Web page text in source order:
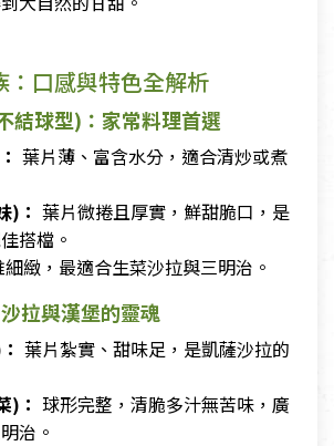
：口感與特色全解析
結球型)：家常料理首選
葉片薄、富含水分，適合清炒或煮
)： 葉片微捲且厚實，鮮甜脆口，是
搭檔。
緻，最適合生菜沙拉與三明治。
拉與漢堡的靈魂
葉片紮實、甜味足，是凱薩沙拉的
)： 球形完整，清脆多汁無苦味，廣
治。